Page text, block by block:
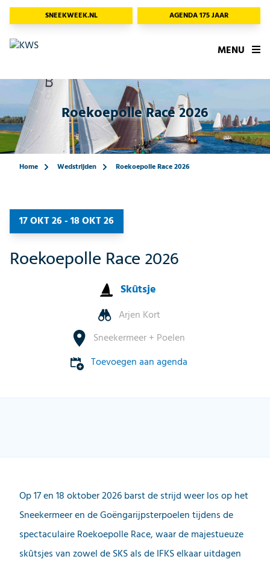
SNEEKWEEK.NL AGENDA 175 JAAR
MENU
Roekoepolle Race 2026
Home Wedstrijden Roekoepolle Race 2026
17 OKT 26 - 18 OKT 26
Roekoepolle Race 2026
Skûtsje
Arjen Kort
Sneekermeer + Poelen
Toevoegen aan agenda
Op 17 en 18 oktober 2026 barst de strijd weer los op het
Sneekermeer en de Goëngarijpsterpoelen tijdens de
spectaculaire Roekoepolle Race, waar de majestueuze
skûtsjes van zowel de SKS als de IFKS elkaar uitdagen